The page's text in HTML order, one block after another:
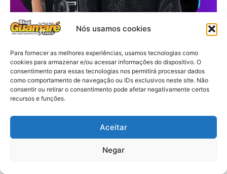
Nós usamos cookies
Para fornecer as melhores experiências, usamos tecnologias como
cookies para armazenar e/ou acessar informações do dispositivo. O
consentimento para essas tecnologias nos permitirá processar dados
como comportamento de navegação ou IDs exclusivos neste site. Não
consentir ou retirar o consentimento pode afetar negativamente certos
recursos e funções.
Aceitar
Negar